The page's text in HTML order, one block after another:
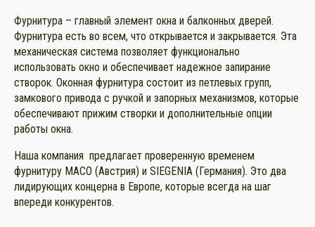
Фурнитура – главный элемент окна и балконных дверей.
Фурнитура есть во всем, что открывается и закрывается. Эта
механическая система позволяет функционально
использовать окно и обеспечивает надежное запирание
створок. Оконная фурнитура состоит из петлевых групп,
замкового привода с ручкой и запорных механизмов, которые
обеспечивают прижим створки и дополнительные опции
работы окна.
Наша компания предлагает проверенную временем
фурнитуру МАСО (Австрия) и SIEGENIA (Германия). Это два
лидирующих концерна в Европе, которые всегда на шаг
впереди конкурентов.